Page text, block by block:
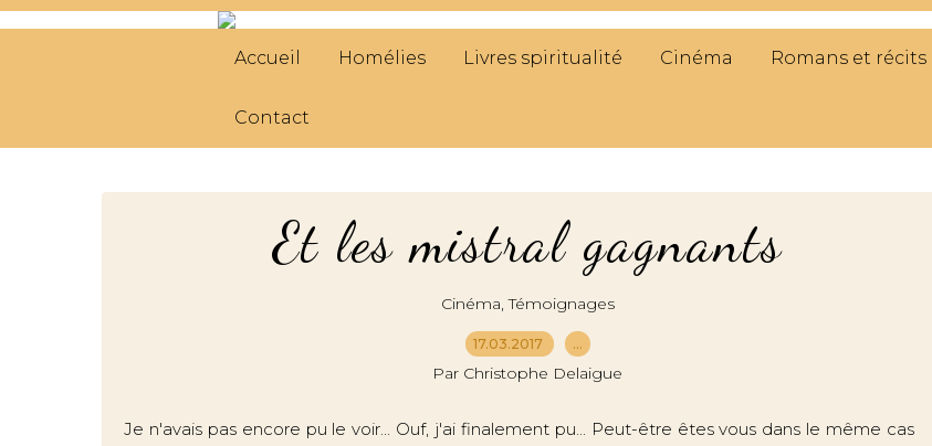
Accueil Homélies Livres spiritualité Cinéma Romans et récits
Contact
Et les mistral gagnants
Cinéma,Témoignages
17.03.2017 …
Par Christophe Delaigue
Je n'avais pas encore pu le voir... Ouf, j'ai finalement pu... Peut-être êtes vous dans le même cas